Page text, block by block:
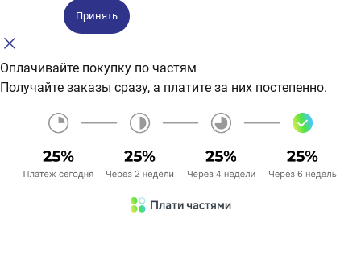
Принять
Оплачивайте покупку по частям
Получайте заказы сразу, а платите за них постепенно.